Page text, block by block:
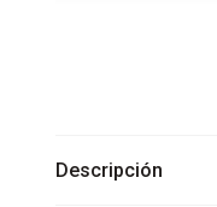
Descripción